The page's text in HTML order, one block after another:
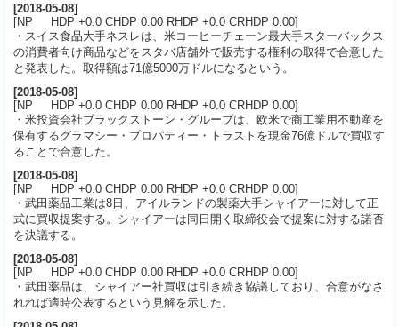
[2018-05-08]
[NP HDP +0.0 CHDP 0.00 RHDP +0.0 CRHDP 0.00]
・スイス食品大手ネスレは、米コーヒーチェーン最大手スターバックス
の消費者向け商品などをスタバ店舗外で販売する権利の取得で合意した
と発表した。取得額は71億5000万ドルになるという。
[2018-05-08]
[NP HDP +0.0 CHDP 0.00 RHDP +0.0 CRHDP 0.00]
・米投資会社ブラックストーン・グループは、欧米で商工業用不動産を
保有するグラマシー・プロパティー・トラストを現金76億ドルで買収す
ることで合意した。
[2018-05-08]
[NP HDP +0.0 CHDP 0.00 RHDP +0.0 CRHDP 0.00]
・武田薬品工業は8日、アイルランドの製薬大手シャイアーに対して正
式に買収提案する。シャイアーは同日開く取締役会で提案に対する諾否
を決議する。
[2018-05-08]
[NP HDP +0.0 CHDP 0.00 RHDP +0.0 CRHDP 0.00]
・武田薬品は、シャイアー社買収は引き続き協議しており、合意がなさ
れれば適時公表するという見解を示した。